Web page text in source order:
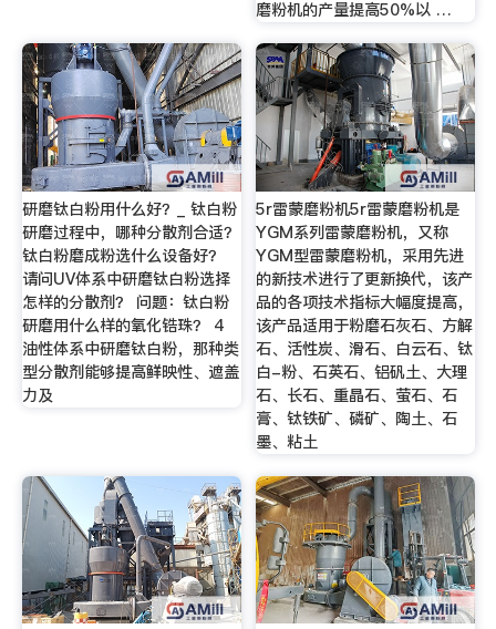
磨粉机的产量提高50%以 …
研磨钛白粉用什么好？_ 钛白粉
研磨过程中，哪种分散剂合适？
钛白粉磨成粉选什么设备好？
请问UV体系中研磨钛白粉选择
怎样的分散剂？ 问题：钛白粉
研磨用什么样的氧化锆珠？ 4
油性体系中研磨钛白粉，那种类
型分散剂能够提高鲜映性、遮盖
力及
5r雷蒙磨粉机5r雷蒙磨粉机是
YGM系列雷蒙磨粉机，又称
YGM型雷蒙磨粉机，采用先进
的新技术进行了更新换代，该产
品的各项技术指标大幅度提高，
该产品适用于粉磨石灰石、方解
石、活性炭、滑石、白云石、钛
白-粉、石英石、铝矾土、大理
石、长石、重晶石、萤石、石
膏、钛铁矿、磷矿、陶土、石
墨、粘土